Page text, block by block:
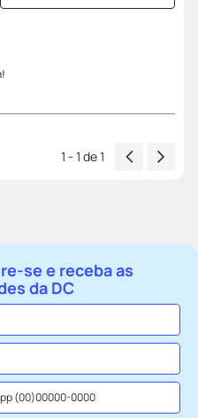
1 - 1 de1
se e receba as
da DC